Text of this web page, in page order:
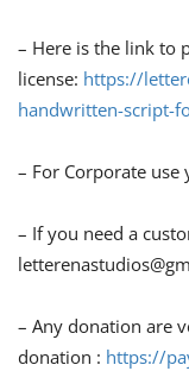
– Here is the link to
license: https://
handwritten-script-
– For Corporate use
– If you need a
– Any donation are
donation : https://